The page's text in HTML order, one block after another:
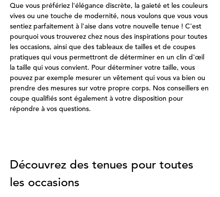
Que vous préfériez l'élégance discrète, la gaieté et les couleurs
vives ou une touche de modernité, nous voulons que vous vous
sentiez parfaitement à l'aise dans votre nouvelle tenue ! C'est
pourquoi vous trouverez chez nous des inspirations pour toutes
les occasions, ainsi que des tableaux de tailles et de coupes
pratiques qui vous permettront de déterminer en un clin d'œil
la taille qui vous convient. Pour déterminer votre taille, vous
pouvez par exemple mesurer un vêtement qui vous va bien ou
prendre des mesures sur votre propre corps. Nos conseillers en
coupe qualifiés sont également à votre disposition pour
répondre à vos questions.
Découvrez des tenues pour toutes
les occasions